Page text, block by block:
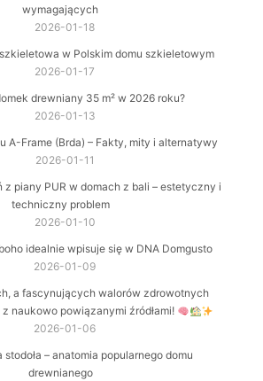
wymagających
2026-01-18
w Polskim domu szkieletowym
2026-01-17
drewniany 35 m² w 2026 roku?
2026-01-13
A-Frame (Brda) – Fakty, mity i alternatywy
2026-01-11
z piany PUR w domach z bali – estetyczny i
techniczny problem
2026-01-10
idealnie wpisuje się w DNA Domgusto
2026-01-09
a fascynujących walorów zdrowotnych
naukowo powiązanymi źródłami!
2026-01-06
– anatomia popularnego domu
drewnianego